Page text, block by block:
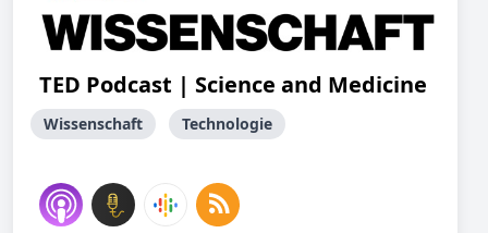
TED Podcast | Science and Medicine
Wissenschaft Technologie